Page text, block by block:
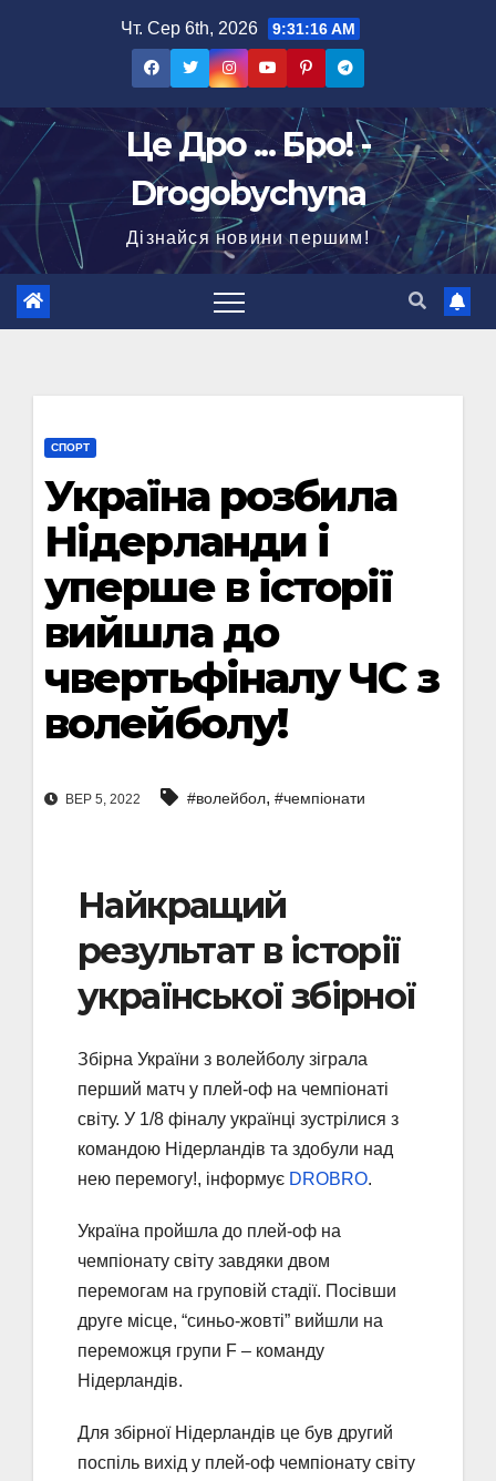
Чт. Сер 6th, 2026 9:31:17 AM
Це Дро ... Бро! -
Drogobychyna
Дізнайся новини першим!
СПОРТ
Україна розбила
Нідерланди і
уперше в історії
вийшла до
чвертьфіналу ЧС з
волейболу!
ВЕР 5, 2022 #волейбол, #чемпіонати
Найкращий
результат в історії
української збірної
Збірна України з волейболу зіграла
перший матч у плей-оф на чемпіонаті
світу. У 1/8 фіналу українці зустрілися з
командою Нідерландів та здобули над
нею перемогу!, інформує DROBRO.
Україна пройшла до плей-оф на
чемпіонату світу завдяки двом
перемогам на груповій стадії. Посівши
друге місце, “синьо-жовті” вийшли на
переможця групи F – команду
Нідерландів.
Для збірної Нідерландів це був другий
поспіль вихід у плей-оф чемпіонату світу